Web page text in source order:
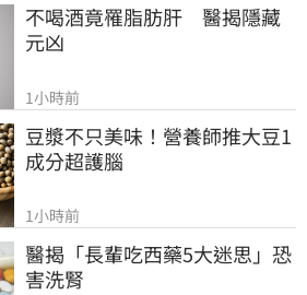
不喝酒竟罹脂肪肝　醫揭隱藏
元凶
1小時前
豆漿不只美味！營養師推大豆1
成分超護腦
1小時前
醫揭「長輩吃西藥5大迷思」恐
害洗腎